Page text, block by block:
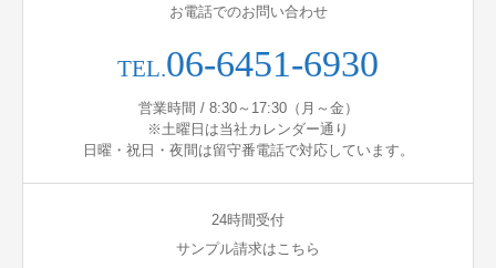
お電話でのお問い合わせ
TEL.06-6451-6930
営業時間 / 8:30～17:30（月～金）
※土曜日は当社カレンダー通り
日曜・祝日・夜間は留守番電話で対応しています。
24時間受付
サンプル請求はこちら